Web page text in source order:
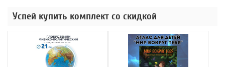
Успей купить комплект со скидкой